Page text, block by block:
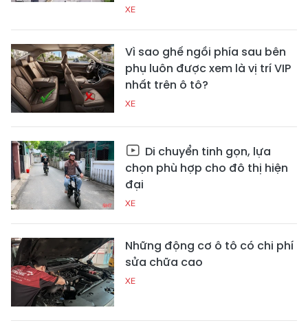
XE
Vì sao ghế ngồi phía sau bên
phụ luôn được xem là vị trí VIP
nhất trên ô tô?
XE
Di chuyển tinh gọn, lựa
chọn phù hợp cho đô thị hiện
đại
XE
Những động cơ ô tô có chi phí
sửa chữa cao
XE